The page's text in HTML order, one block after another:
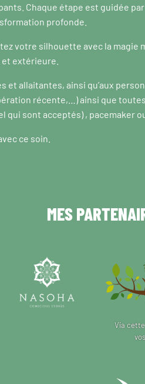
Chaque étape est guidée
profonde.
votre silhouette avec la magie
extérieure.
et allaitantes, ainsi qu’aux
récente,…) ainsi que
sont acceptés) , pacemaker
ce soin.
MES
Via